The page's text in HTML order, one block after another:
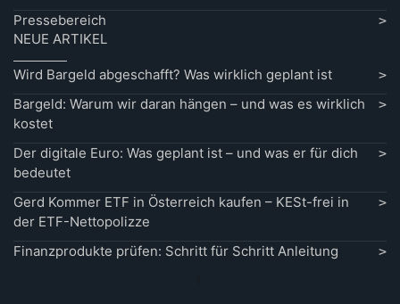
Pressebereich
NEUE ARTIKEL
Wird Bargeld abgeschafft? Was wirklich geplant ist
Bargeld: Warum wir daran hängen – und was es wirklich
kostet
Der digitale Euro: Was geplant ist – und was er für dich
bedeutet
Gerd Kommer ETF in Österreich kaufen – KESt-frei in
der ETF-Nettopolizze
Finanzprodukte prüfen: Schritt für Schritt Anleitung